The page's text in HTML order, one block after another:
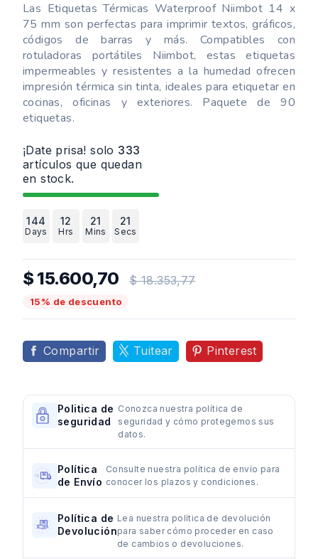
Las Etiquetas Térmicas Waterproof Niimbot 14 x
75 mm son perfectas para imprimir textos, gráficos,
códigos de barras y más. Compatibles con
rotuladoras portátiles Niimbot, estas etiquetas
impermeables y resistentes a la humedad ofrecen
impresión térmica sin tinta, ideales para etiquetar en
cocinas, oficinas y exteriores. Paquete de 90
etiquetas.
¡Date prisa! solo 333
artículos que quedan
en stock.
144
Days
12
Hrs
21
Mins
21
Secs
$ 15.600,70 $ 18.353,77
15% de descuento
Compartir Tuitear Pinterest
Politica de
seguridad
Conozca nuestra política de
seguridad y cómo protegemos sus
datos.
Política
de Envío
Consulte nuestra política de envío para
conocer los plazos y condiciones.
Política de
Devolución
Lea nuestra política de devolución
para saber cómo proceder en caso
de cambios o devoluciones.